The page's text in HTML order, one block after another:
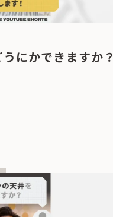
にかできますか？